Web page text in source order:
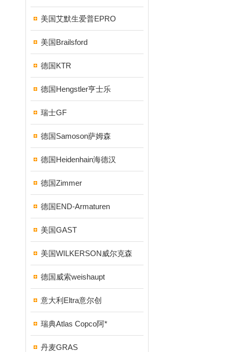
美国艾默生爱普EPRO
美国Brailsford
德国KTR
德国Hengstler亨士乐
瑞士GF
德国Samoson萨姆森
德国Heidenhain海德汉
德国Zimmer
德国END-Armaturen
美国GAST
美国WILKERSON威尔克森
德国威索weishaupt
意大利Eltra意尔创
瑞典Atlas Copco阿*
丹麦GRAS